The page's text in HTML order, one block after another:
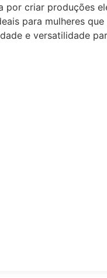
por criar produções
para mulheres
e versatilidade